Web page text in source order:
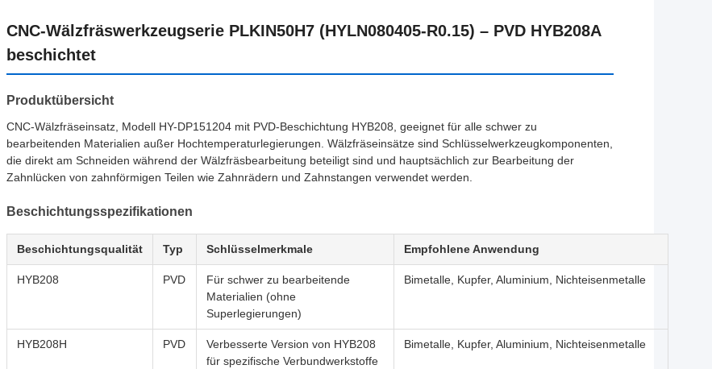
CNC-Wälzfräswerkzeugserie PLKIN50H7 (HYLN080405-R0.15) – PVD HYB208A
beschichtet
Produktübersicht
CNC-Wälzfräseinsatz, Modell HY-DP151204 mit PVD-Beschichtung HYB208, geeignet für alle schwer zu
bearbeitenden Materialien außer Hochtemperaturlegierungen. Wälzfräseinsätze sind Schlüsselwerkzeugkomponenten,
die direkt am Schneiden während der Wälzfräsbearbeitung beteiligt sind und hauptsächlich zur Bearbeitung der
Zahnlücken von zahnförmigen Teilen wie Zahnrädern und Zahnstangen verwendet werden.
Beschichtungsspezifikationen
Beschichtungsqualität Typ Schlüsselmerkmale Empfohlene Anwendung
HYB208 PVD
Für schwer zu bearbeitende
Materialien (ohne
Superlegierungen)
Bimetalle, Kupfer, Aluminium, Nichteisenmetalle
HYB208H PVD
Verbesserte Version von HYB208
für spezifische Verbundwerkstoffe
Bimetalle, Kupfer, Aluminium, Nichteisenmetalle